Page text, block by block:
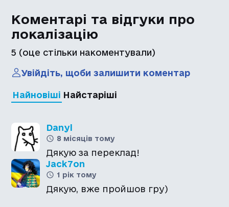
Коментарі та відгуки про
локалізацію
5 (оце стільки накоментували)
Увійдіть, щоби залишити коментар
Найновіші Найстаріші
Danyl
8 місяців тому
Дякую за переклад!
Jack7on
1 рік тому
Дякую, вже пройшов гру)